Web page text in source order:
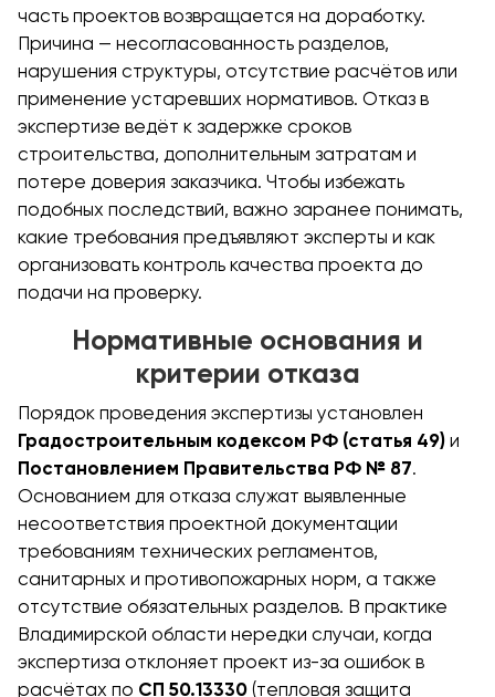
часть проектов возвращается на доработку.
Причина — несогласованность разделов,
нарушения структуры, отсутствие расчётов или
применение устаревших нормативов. Отказ в
экспертизе ведёт к задержке сроков
строительства, дополнительным затратам и
потере доверия заказчика. Чтобы избежать
подобных последствий, важно заранее понимать,
какие требования предъявляют эксперты и как
организовать контроль качества проекта до
подачи на проверку.
Нормативные основания и
критерии отказа
Порядок проведения экспертизы установлен
Градостроительным кодексом РФ (статья 49) и
Постановлением Правительства РФ № 87.
Основанием для отказа служат выявленные
несоответствия проектной документации
требованиям технических регламентов,
санитарных и противопожарных норм, а также
отсутствие обязательных разделов. В практике
Владимирской области нередки случаи, когда
экспертиза отклоняет проект из-за ошибок в
расчётах по СП 50.13330 (тепловая защита